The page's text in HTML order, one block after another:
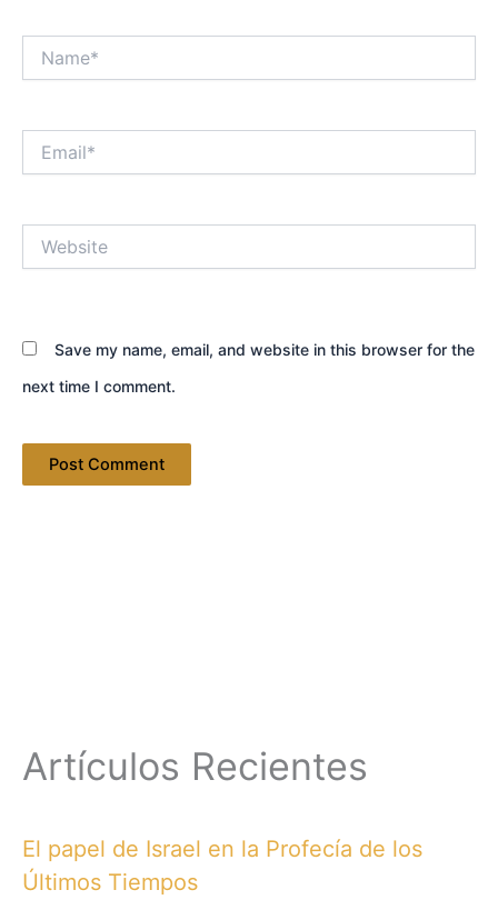
Save my name, email, and website in this browser for the
next time I comment.
Artículos Recientes
El papel de Israel en la Profecía de los
Últimos Tiempos